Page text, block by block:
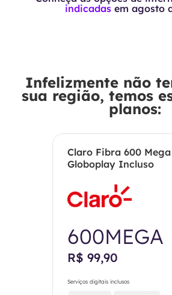
indicadas em agosto
Infelizmente não
sua região, temos
planos:
Claro Fibra 600
Globoplay Incluso
600MEGA
R$ 99,90
Serviços digitais inclusos